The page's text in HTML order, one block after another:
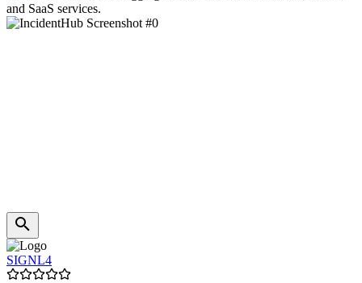
and SaaS services.
SIGNL4